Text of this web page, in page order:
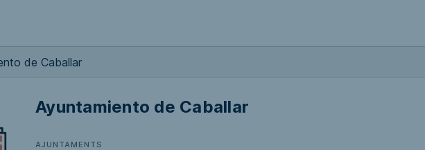
de Caballar
Ayuntamiento de Caballar
AJUNTAMENTS